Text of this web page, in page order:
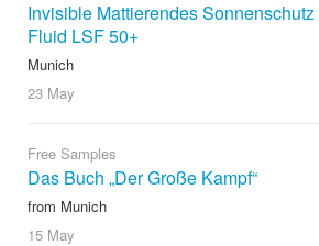
Invisible Mattierendes Sonnenschutz
Fluid LSF 50+
Munich
23 May
Free Samples
Das Buch „Der Große Kampf“
from Munich
15 May